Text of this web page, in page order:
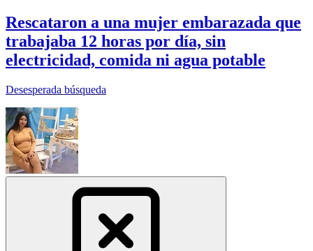
Rescataron a una mujer embarazada que
trabajaba 12 horas por día, sin
electricidad, comida ni agua potable
Desesperada búsqueda